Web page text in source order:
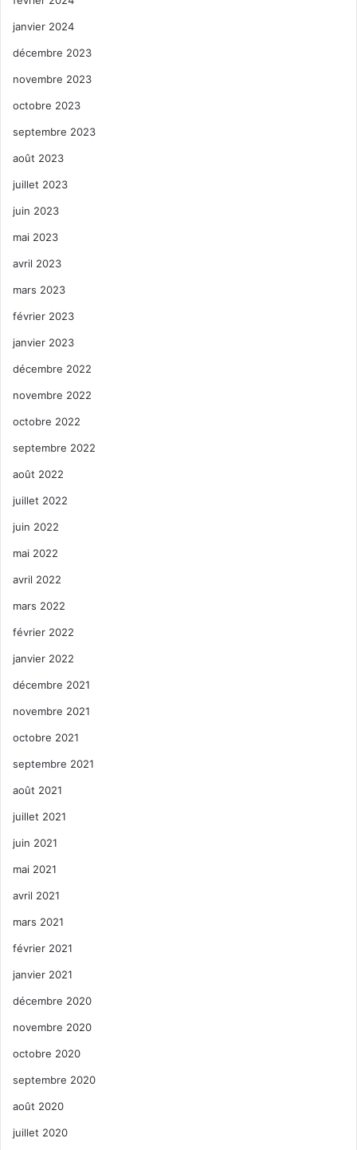
janvier 2024
décembre 2023
novembre 2023
octobre 2023
septembre 2023
août 2023
juillet 2023
juin 2023
mai 2023
avril 2023
mars 2023
février 2023
janvier 2023
décembre 2022
novembre 2022
octobre 2022
septembre 2022
août 2022
juillet 2022
juin 2022
mai 2022
avril 2022
mars 2022
février 2022
janvier 2022
décembre 2021
novembre 2021
octobre 2021
septembre 2021
août 2021
juillet 2021
juin 2021
mai 2021
avril 2021
mars 2021
février 2021
janvier 2021
décembre 2020
novembre 2020
octobre 2020
septembre 2020
août 2020
juillet 2020